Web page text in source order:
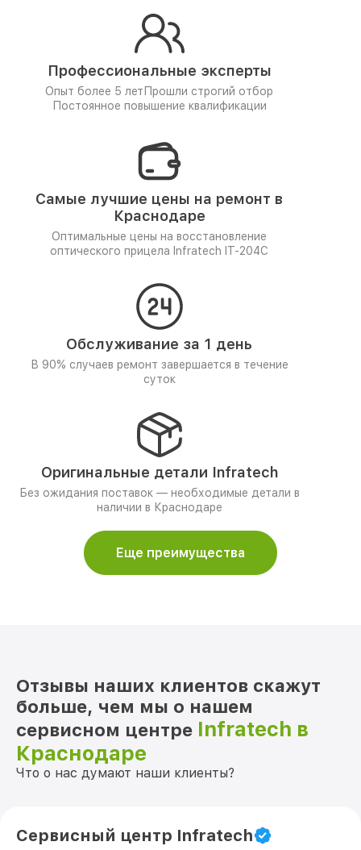
Профессиональные эксперты
Опыт более 5 лет Прошли строгий отбор
Постоянное повышение квалификации
Самые лучшие цены на ремонт в
Краснодаре
Оптимальные цены на восстановление
оптического прицела Infratech IT-204C
Обслуживание за 1 день
В 90% случаев ремонт завершается в течение
суток
Оригинальные детали Infratech
Без ожидания поставок — необходимые детали в
наличии в Краснодаре
Еще преимущества
Отзывы наших клиентов скажут
больше, чем мы о нашем
сервисном центре Infratech в
Краснодаре
Что о нас думают наши клиенты?
Сервисный центр Infratech